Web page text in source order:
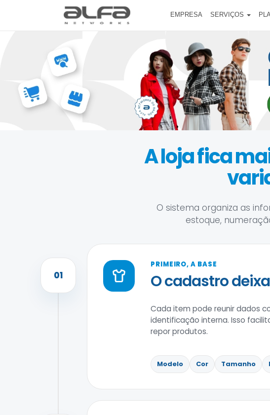
EMPRESA SERVIÇOS
A loja fica
O sistema organiza as
estoque,
01
PRIMEIRO, A BASE
O cadastro
Cada item pode reunir dados
identificação interna. Isso
repor produtos.
Modelo Cor Tamanho